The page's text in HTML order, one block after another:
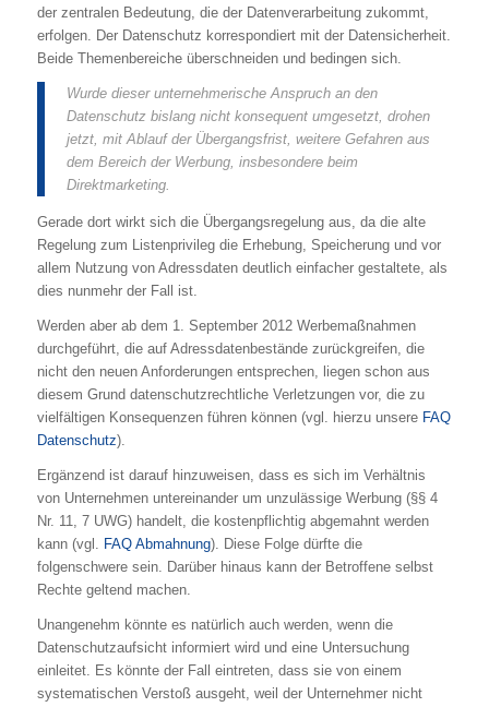
der zentralen Bedeutung, die der Datenverarbeitung zukommt,
erfolgen. Der Datenschutz korrespondiert mit der Datensicherheit.
Beide Themenbereiche überschneiden und bedingen sich.
Wurde dieser unternehmerische Anspruch an den
Datenschutz bislang nicht konsequent umgesetzt, drohen
jetzt, mit Ablauf der Übergangsfrist, weitere Gefahren aus
dem Bereich der Werbung, insbesondere beim
Direktmarketing.
Gerade dort wirkt sich die Übergangsregelung aus, da die alte
Regelung zum Listenprivileg die Erhebung, Speicherung und vor
allem Nutzung von Adressdaten deutlich einfacher gestaltete, als
dies nunmehr der Fall ist.
Werden aber ab dem 1. September 2012 Werbemaßnahmen
durchgeführt, die auf Adressdatenbestände zurückgreifen, die
nicht den neuen Anforderungen entsprechen, liegen schon aus
diesem Grund datenschutzrechtliche Verletzungen vor, die zu
vielfältigen Konsequenzen führen können (vgl. hierzu unsere FAQ
Datenschutz).
Ergänzend ist darauf hinzuweisen, dass es sich im Verhältnis
von Unternehmen untereinander um unzulässige Werbung (§§ 4
Nr. 11, 7 UWG) handelt, die kostenpflichtig abgemahnt werden
kann (vgl. FAQ Abmahnung). Diese Folge dürfte die
folgenschwere sein. Darüber hinaus kann der Betroffene selbst
Rechte geltend machen.
Unangenehm könnte es natürlich auch werden, wenn die
Datenschutzaufsicht informiert wird und eine Untersuchung
einleitet. Es könnte der Fall eintreten, dass sie von einem
systematischen Verstoß ausgeht, weil der Unternehmer nicht